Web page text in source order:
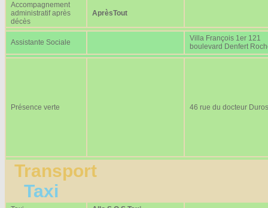
Accompagnement
administratif après
décès
AprèsTout
Assistante Sociale
Villa François 1er 121
boulevard Denfert
Présence verte 46 rue du docteur
Transport
Taxi